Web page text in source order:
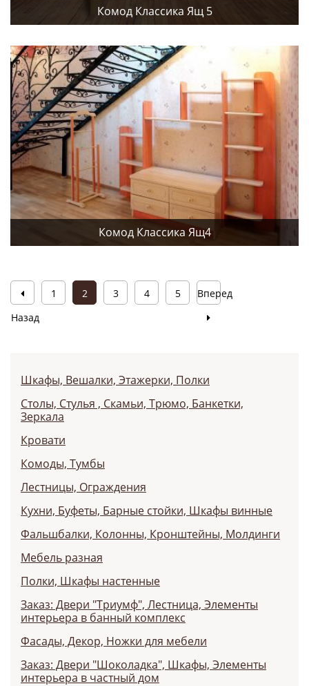
Комод Классика Ящ 5
Комод Классика Ящ4
Назад
1 2 3 4 5 Вперед
Шкафы, Вешалки, Этажерки, Полки
Столы, Cтулья , Cкамьи, Трюмо, Банкетки,
Зеркала
Кровати
Комоды, Тумбы
Лестницы, Ограждения
Кухни, Буфеты, Барные стойки, Шкафы винные
Фальшбалки, Колонны, Кронштейны, Молдинги
Мебель разная
Полки, Шкафы настенные
Заказ: Двери "Триумф", Лестница, Элементы
интерьера в банный комплекс
Фасады, Декор, Ножки для мебели
Заказ: Двери "Шоколадка", Шкафы, Элементы
интерьера в частный дом